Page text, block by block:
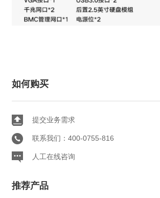
如何购买
提交业务需求
联系我们：400-0755-816
人工在线咨询
推荐产品